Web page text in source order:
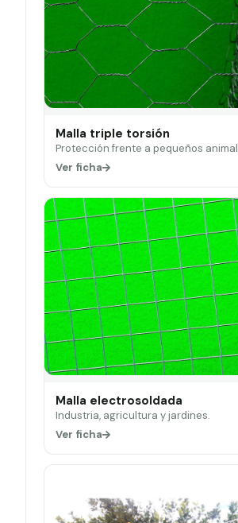
Malla triple torsión
Protección frente a pequeños
Ver ficha
Malla electrosoldada
Industria, agricultura y jardines.
Ver ficha